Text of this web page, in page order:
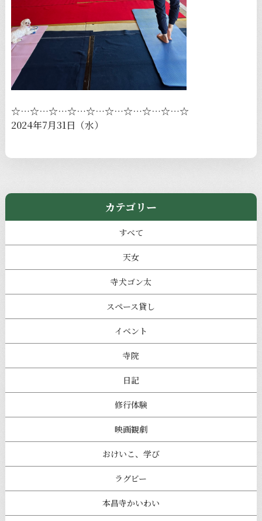
☆…☆…☆…☆…☆…☆…☆…☆…☆…☆
2024年7月31日（水）
カテゴリー
すべて
天女
寺犬ゴン太
スペース貸し
イベント
寺院
日記
修行体験
映画観劇
おけいこ、学び
ラグビー
本昌寺かいわい